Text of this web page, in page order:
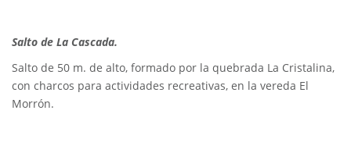
Salto de La Cascada.
Salto de 50 m. de alto, formado por la quebrada La Cristalina,
con charcos para actividades recreativas, en la vereda El
Morrón.